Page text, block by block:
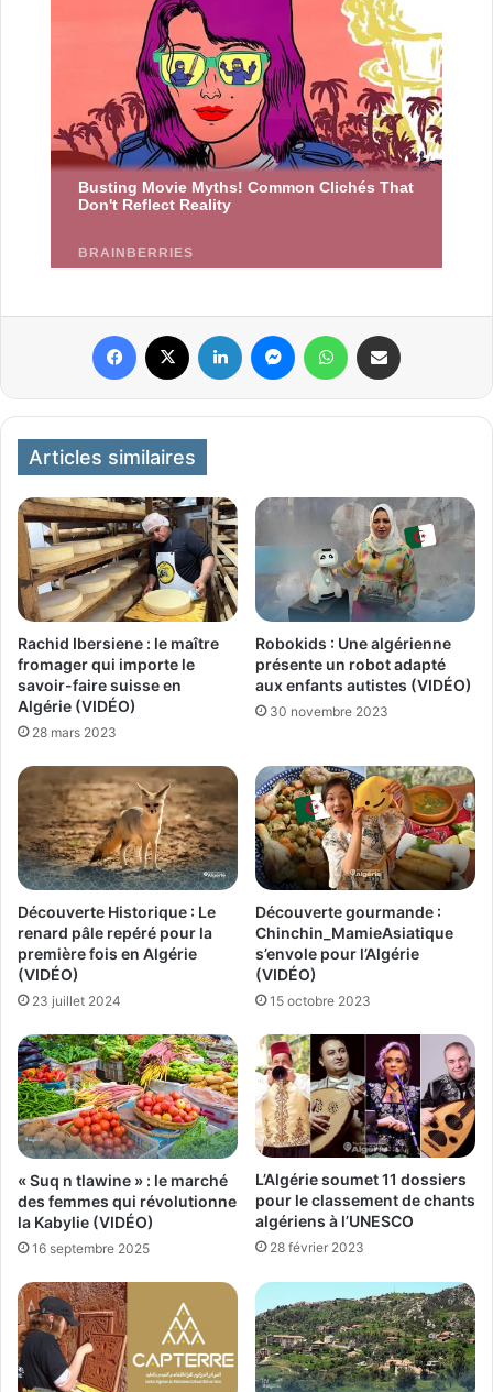
Articles similaires
Rachid Ibersiene : le maître
fromager qui importe le
savoir-faire suisse en
Algérie (VIDÉO)
28 mars 2023
Robokids : Une algérienne
présente un robot adapté
aux enfants autistes (VIDÉO)
30 novembre 2023
Découverte Historique : Le
renard pâle repéré pour la
première fois en Algérie
(VIDÉO)
23 juillet 2024
Découverte gourmande :
Chinchin_MamieAsiatique
s’envole pour l’Algérie
(VIDÉO)
15 octobre 2023
« Suq n tlawine » : le marché
des femmes qui révolutionne
la Kabylie (VIDÉO)
16 septembre 2025
L’Algérie soumet 11 dossiers
pour le classement de chants
algériens à l’UNESCO
28 février 2023